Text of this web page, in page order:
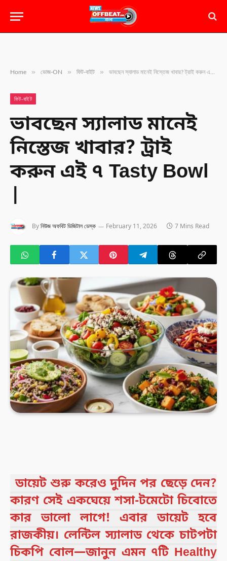
Home » ভোজ-ON » ফিট-বাইট » ভাবছেন স্যালাড মানেই নিস্তেজ খাবার? ট্রাই করুন এই ৭ Tasty Bowl |
ফিট-বাইট
ভাবছেন স্যালাড মানেই
নিস্তেজ খাবার? ট্রাই
করুন এই ৭ Tasty Bowl
Byনিউজ অফবিট ডিজিটাল ডেস্ক February 11, 2026 7 Mins Read
ডায়েট শুরু করেও দুদিন পর ছেড়ে দেন?
কারণ সেই একঘেয়ে শসা-টমেটো চিবোতে
কার ভালো লাগে! এবার ডায়েট হবে
রাজকীয়। লেন্টিল স্যালাড থেকে চাটপটা
চিকপি বোল—জানুন এমন ৭টি Healthy